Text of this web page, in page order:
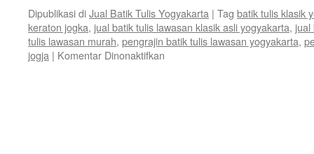
Dipublikasi diJual Batik Tulis Yogyakarta | Tag batik tulis klasik
keraton jogka, jual batik tulis lawasan klasik asli yogyakarta, jual
tulis lawasan murah, pengrajin batik tulis lawasan yogyakarta,
jogja | Komentar Dinonaktifkan